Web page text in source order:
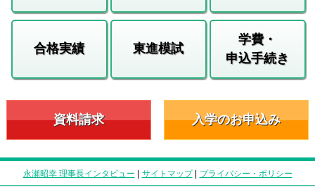
合格実績 東進模試
学費・
申込手続き
資料請求 入学のお申込み
永瀬昭幸 理事長インタビュー | サイトマップ| プライバシー・ポリシー